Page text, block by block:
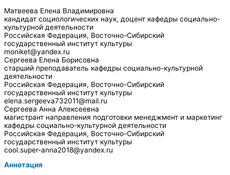
Матвеева Елена Владимировна
кандидат социологических наук, доцент кафедры социально-
культурной деятельности
Российская Федерация, Восточно-Сибирский
государственный институт культуры
moniket@yandex.ru
Сергеева Елена Борисовна
старший преподаватель кафедры социально-культурной
деятельности
Российская Федерация, Восточно-Сибирский
государственный институт культуры
elena.sergeeva732011@mail.ru
Сергеева Анна Алексеевна
магистрант направления подготовки менеджмент и маркетинг
кафедры социально-культурной деятельности
Российская Федерация, Восточно-Сибирский
государственный институт культуры
cool.super-anna2018@yandex.ru
Аннотация